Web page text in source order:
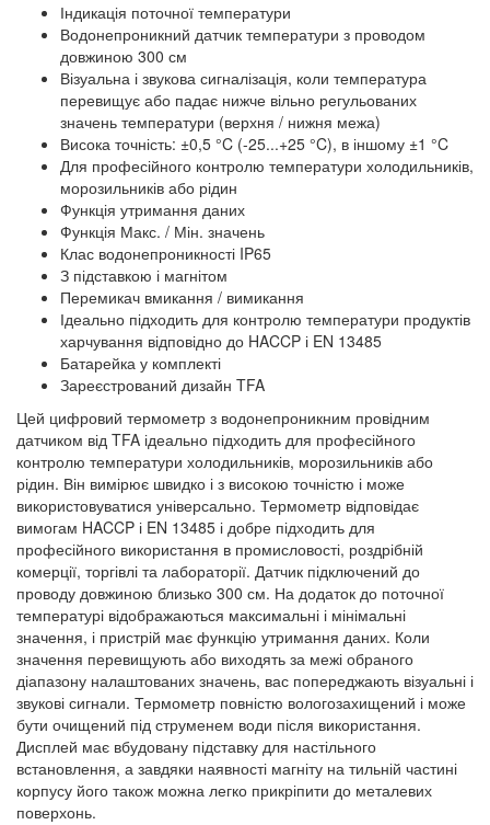
Індикація поточної температури
Водонепроникний датчик температури з проводом
довжиною 300 см
Візуальна і звукова сигналізація, коли температура
перевищує або падає нижче вільно регульованих
значень температури (верхня / нижня межа)
Висока точність: ±0,5 °C (-25...+25 °C), в іншому ±1 °C
Для професійного контролю температури холодильників,
морозильників або рідин
Функція утримання даних
Функція Макс. / Мін. значень
Клас водонепроникності IP65
З підставкою і магнітом
Перемикач вмикання / вимикання
Ідеально підходить для контролю температури продуктів
харчування відповідно до HACCP і EN 13485
Батарейка у комплекті
Зареєстрований дизайн TFA
Цей цифровий термометр з водонепроникним провідним
датчиком від TFA ідеально підходить для професійного
контролю температури холодильників, морозильників або
рідин. Він вимірює швидко і з високою точністю і може
використовуватися універсально. Термометр відповідає
вимогам HACCP і EN 13485 і добре підходить для
професійного використання в промисловості, роздрібній
комерції, торгівлі та лабораторії. Датчик підключений до
проводу довжиною близько 300 см. На додаток до поточної
температурі відображаються максимальні і мінімальні
значення, і пристрій має функцію утримання даних. Коли
значення перевищують або виходять за межі обраного
діапазону налаштованих значень, вас попереджають візуальні і
звукові сигнали. Термометр повністю вологозахищений і може
бути очищений під струменем води після використання.
Дисплей має вбудовану підставку для настільного
встановлення, а завдяки наявності магніту на тильній частині
корпусу його також можна легко прикріпити до металевих
поверхонь.